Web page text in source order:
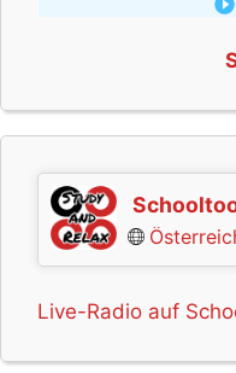
Live-Radio auf